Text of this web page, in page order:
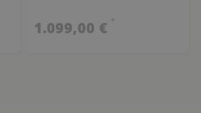
1.099,00 € *